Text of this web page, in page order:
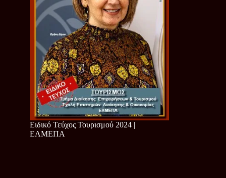
Ειδικό Τεύχος Τουρισμού 2024 |
ΕΛΜΕΠΑ